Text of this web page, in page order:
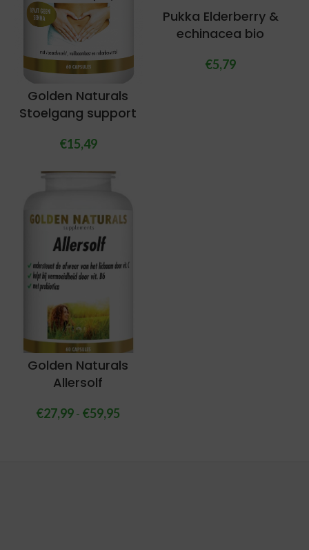
Golden Naturals
Stoelgang support
€15,49
Pukka Elderberry &
echinacea bio
€5,79
Golden Naturals
Allersolf
€27,99- €59,95